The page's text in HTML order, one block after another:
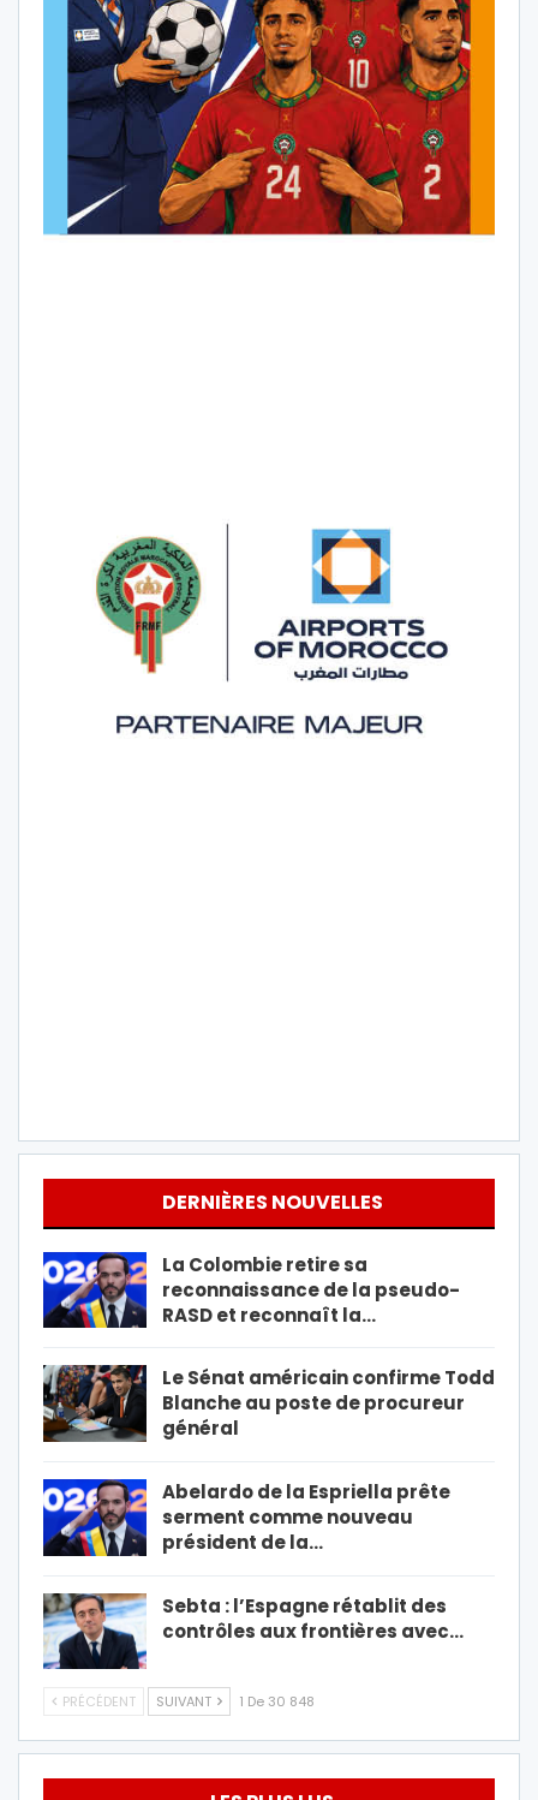
DERNIÈRES NOUVELLES
La Colombie retire sa
reconnaissance de la pseudo-
RASD et reconnaît la…
Le Sénat américain confirme Todd
Blanche au poste de procureur
général
Abelardo de la Espriella prête
serment comme nouveau
président de la…
Sebta : l’Espagne rétablit des
contrôles aux frontières avec…
PRÉCÉDENT SUIVANT 1 De 30 848